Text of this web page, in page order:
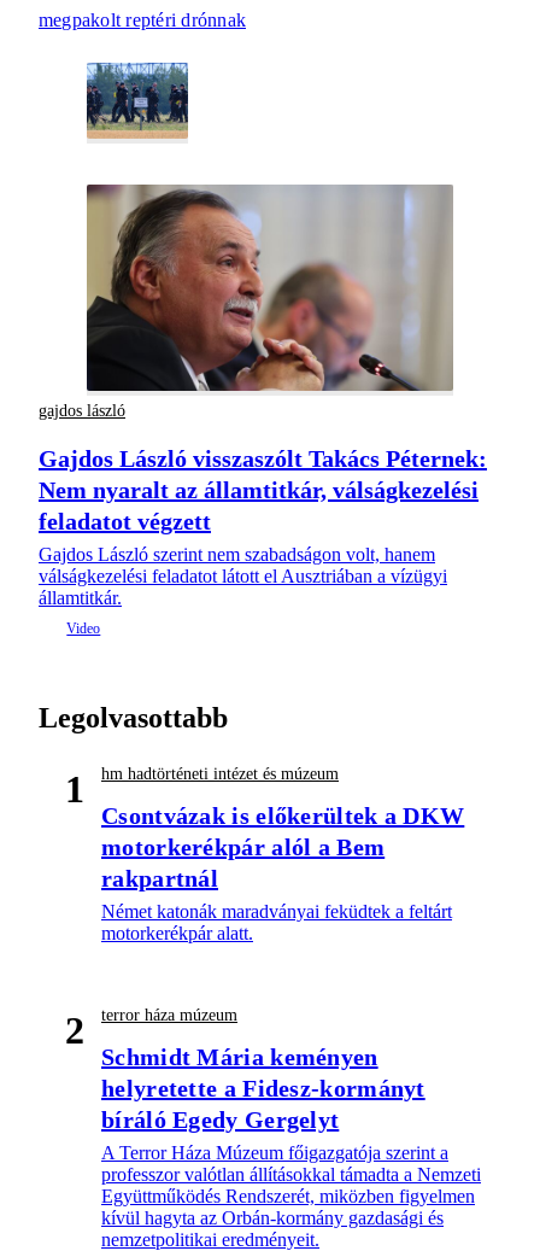
megpakolt reptéri drónnak
gajdos lászló
Gajdos László visszaszólt Takács Péternek:
Nem nyaralt az államtitkár, válságkezelési
feladatot végzett
Gajdos László szerint nem szabadságon volt, hanem
válságkezelési feladatot látott el Ausztriában a vízügyi
államtitkár.
Legolvasottabb
1 hm hadtörténeti intézet és múzeum
Csontvázak is előkerültek a DKW
motorkerékpár alól a Bem
rakpartnál
Német katonák maradványai feküdtek a feltárt
motorkerékpár alatt.
2 terror háza múzeum
Schmidt Mária keményen
helyretette a Fidesz-kormányt
bíráló Egedy Gergelyt
A Terror Háza Múzeum főigazgatója szerint a
professzor valótlan állításokkal támadta a Nemzeti
Együttműködés Rendszerét, miközben figyelmen
kívül hagyta az Orbán-kormány gazdasági és
nemzetpolitikai eredményeit.